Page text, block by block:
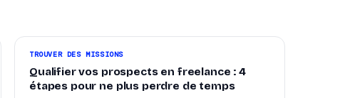
TROUVER DES MISSIONS
Qualifier vos prospects en freelance : 4
étapes pour ne plus perdre de temps